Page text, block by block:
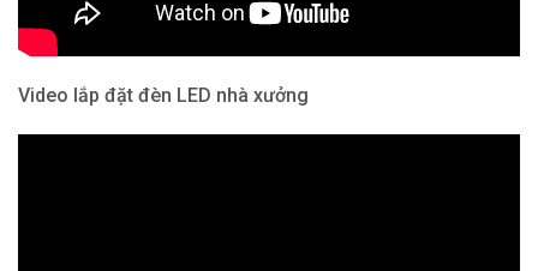
Video lắp đặt đèn LED nhà xưởng